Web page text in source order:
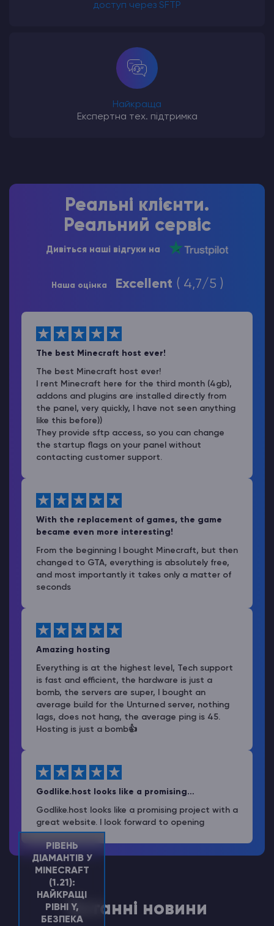
доступ через SFTP
Найкраща
Експертна тех. підтримка
Реальні клієнти.
Реальний сервіс
Дивіться наші відгуки на
Наша оцінка Excellent ( 4,7/5 )
The best Minecraft host ever!
The best Minecraft host ever!
I rent Minecraft here for the third month (4gb),
addons and plugins are installed directly from
the panel, very quickly, I have not seen anything
like this before))
They provide sftp access, so you can change
the startup flags on your panel without
contacting customer support.
With the replacement of games, the game
became even more interesting!
From the beginning I bought Minecraft, but then
changed to GTA, everything is absolutely free,
and most importantly it takes only a matter of
seconds
Amazing hosting
Everything is at the highest level, Tech support
is fast and efficient, the hardware is just a
bomb, the servers are super, I bought an
average build for the Unturned server, nothing
lags, does not hang, the average ping is 45.
Hosting is just a bomb👍
Godlike.host looks like a promising…
Godlike.host looks like a promising project with a
great website. I look forward to opening
Останні новини
РІВЕНЬ
ДІАМАНТІВ У
MINECRAFT
(1.21):
НАЙКРАЩІ
РІВНІ Y,
БЕЗПЕКА